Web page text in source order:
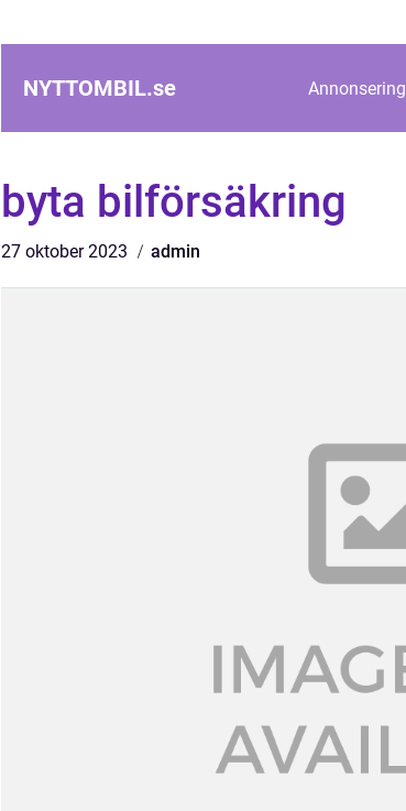
NYTTOMBIL.se Annonsering
byta bilförsäkring
27 oktober 2023 admin